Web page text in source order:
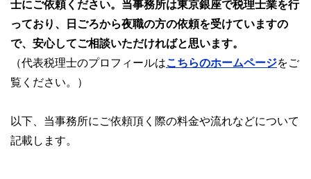
士にご依頼ください。当事務所は東京銀座で税理士業を行
っており、日ごろから夜職の方の依頼を受けていますの
で、安心してご相談いただければと思います。
（代表税理士のプロフィールはこちらのホームページをご
覧ください。）
以下、当事務所にご依頼頂く際の料金や流れなどについて
記載します。